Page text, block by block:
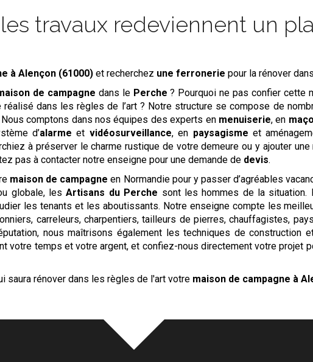
travaux redeviennent un
à Alençon (61000) et recherchez une ferronerie pour la rénover
de campagne dans le Perche ? Pourquoi ne pas confier cette
réalisé dans les règles de l’art ? Notre structure se compose de
comptons dans nos équipes des experts en menuiserie, en
d’alarme et vidéosurveillance, en paysagisme et
à préserver le charme rustique de votre demeure ou y ajouter
pas à contacter notre enseigne pour une demande de devis.
maison de campagne en Normandie pour y passer d’agréables
globale, lesArtisans du Perche sont les hommes de la situation.
les tenants et les aboutissants. Notre enseigne compte les
carreleurs, charpentiers, tailleurs de pierres, chauffagistes,
nous maîtrisons également les techniques de construction
votre temps et votre argent, et confiez-nous directement votre projet
saura rénover dans les règles de l'art votre maison de campagne à